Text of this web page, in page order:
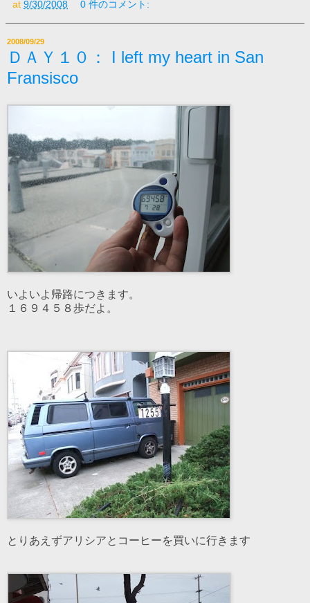
at 9/30/2008 0 件のコメント:
2008/09/29
ＤＡＹ１０： I left my heart in San
Fransisco
いよいよ帰路につきます。
１６９４５８歩だよ。
とりあえずアリシアとコーヒーを買いに行きます